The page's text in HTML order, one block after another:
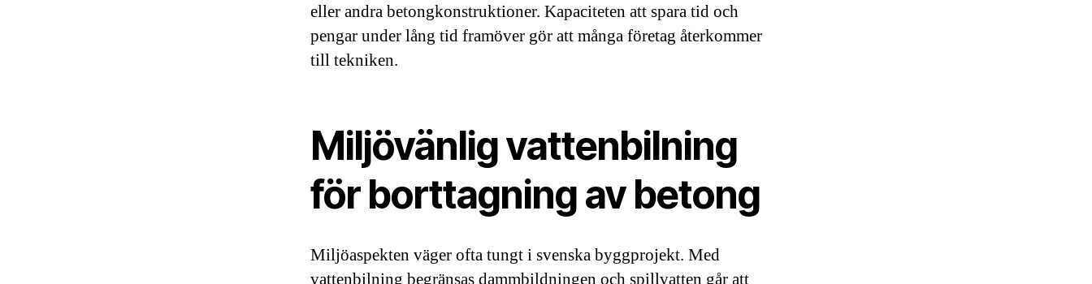
eller andra betongkonstruktioner. Kapaciteten att spara tid och
pengar under lång tid framöver gör att många företag återkommer
till tekniken.
Miljövänlig vattenbilning
för borttagning av betong
Miljöaspekten väger ofta tungt i svenska byggprojekt. Med